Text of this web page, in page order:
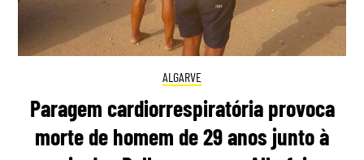
ALGARVE
Paragem cardiorrespiratória provoca
morte de homem de 29 anos junto à